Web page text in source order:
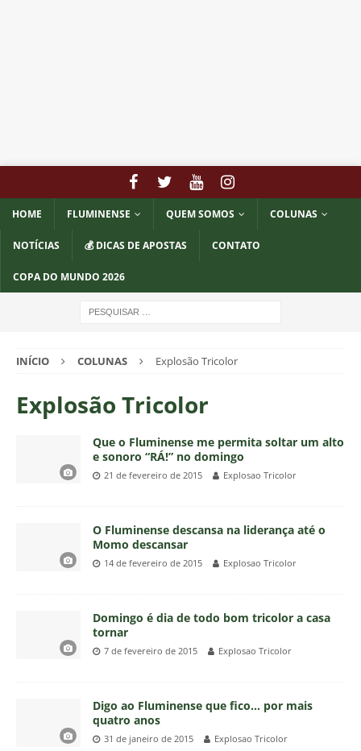
HOME FLUMINENSE QUEM SOMOS COLUNAS
NOTÍCIAS 💰 DICAS DE APOSTAS CONTATO
COPA DO MUNDO 2026
INÍCIO COLUNAS Explosão Tricolor
Explosão Tricolor
Que o Fluminense me permita soltar um alto
e sonoro “RÁ!” no domingo
21 de fevereiro de 2015 Explosao Tricolor
O Fluminense descansa na liderança até o
Momo descansar
14 de fevereiro de 2015 Explosao Tricolor
Domingo é dia de todo bom tricolor a casa
tornar
7 de fevereiro de 2015 Explosao Tricolor
Digo ao Fluminense que fico… por mais
quatro anos
31 de janeiro de 2015 Explosao Tricolor